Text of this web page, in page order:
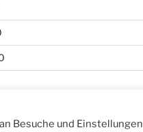
Besuche und Einstellungen